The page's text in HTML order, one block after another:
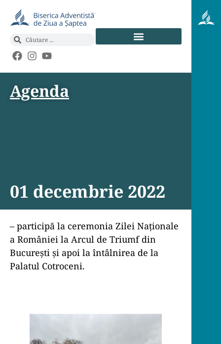
Agenda
01 decembrie 2022
– participă la ceremonia Zilei Naționale
a României la Arcul de Triumf din
București și apoi la întâlnirea de la
Palatul Cotroceni.